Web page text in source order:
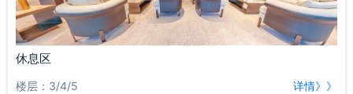
休息区
楼层：3/4/5 详情》》